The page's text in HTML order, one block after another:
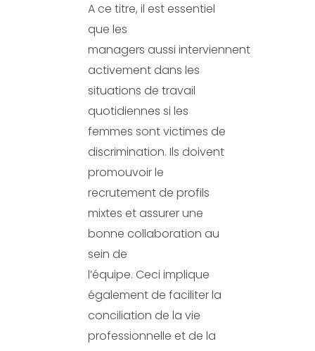
A ce titre, il est essentiel
que les
managers aussi interviennent
activement dans les
situations de travail
quotidiennes si les
femmes sont victimes de
discrimination. Ils doivent
promouvoir le
recrutement de profils
mixtes et assurer une
bonne collaboration au
sein de
l’équipe. Ceci implique
également de faciliter la
conciliation de la vie
professionnelle et de la